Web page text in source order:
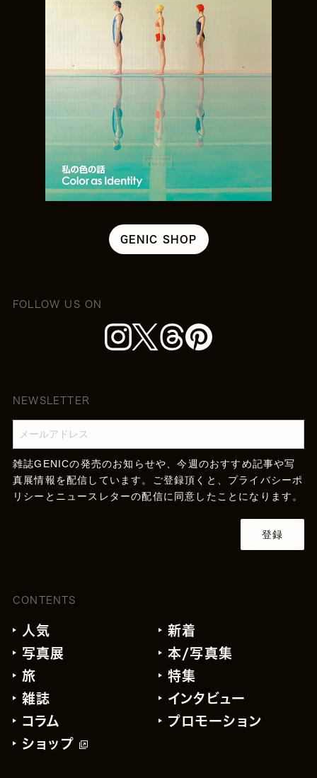
GENIC SHOP
FOLLOW US ON
NEWSLETTER
雑誌GENICの発売のお知らせや、今週のおすすめ記事や写
真展情報を配信しています。ご登録頂くと、 プライバシーポ
リシー とニュースレターの配信に同意したことになります。
登録
CONTENTS
人気
新着
写真展
本/写真集
旅
特集
雑誌
インタビュー
コラム
プロモーション
ショップ